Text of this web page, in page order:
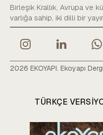
Birleşik Krallık, Avrupa ve
varlığa sahip, iki dilli bir
2026 EKOYAPI. Ekoyapı
TÜRKÇE